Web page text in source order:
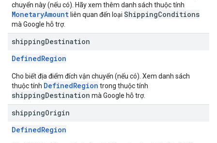
chuyển này (nếu có). Hãy xem thêm danh sách thuộc tính
MonetaryAmount liên quan đến loại ShippingConditions
mà Google hỗ trợ.
shippingDestination
DefinedRegion
Cho biết địa điểm đích vận chuyển (nếu có). Xem danh sách
thuộc tính DefinedRegion trong thuộc tính
shippingDestination mà Google hỗ trợ.
shippingOrigin
DefinedRegion